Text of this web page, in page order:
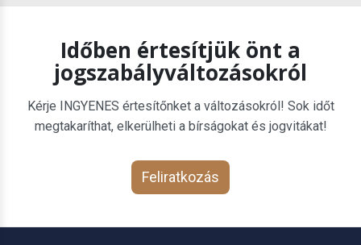
Időben értesítjük önt a
jogszabályváltozásokról
Kérje INGYENES értesítőnket a változásokról! Sok időt
megtakaríthat, elkerülheti a bírságokat és jogvitákat!
Feliratkozás